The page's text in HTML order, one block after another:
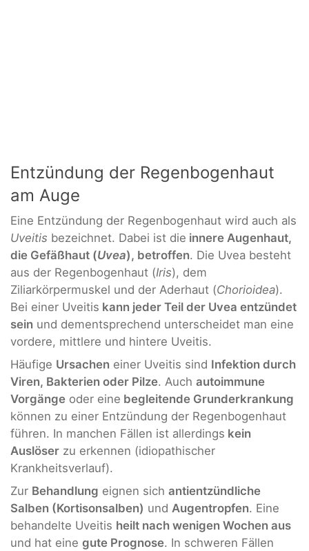
Entzündung der Regenbogenhaut
am Auge
Eine Entzündung der Regenbogenhaut wird auch als
Uveitis bezeichnet. Dabei ist die innere Augenhaut,
die Gefäßhaut (Uvea), betroffen. Die Uvea besteht
aus der Regenbogenhaut (Iris), dem
Ziliarkörpermuskel und der Aderhaut (Chorioidea).
Bei einer Uveitis kann jeder Teil der Uvea entzündet
sein und dementsprechend unterscheidet man eine
vordere, mittlere und hintere Uveitis.
Häufige Ursachen einer Uveitis sind Infektion durch
Viren, Bakterien oder Pilze. Auch autoimmune
Vorgänge oder eine begleitende Grunderkrankung
können zu einer Entzündung der Regenbogenhaut
führen. In manchen Fällen ist allerdings kein
Auslöser zu erkennen (idiopathischer
Krankheitsverlauf).
Zur Behandlung eignen sich antientzündliche
Salben (Kortisonsalben) und Augentropfen. Eine
behandelte Uveitis heilt nach wenigen Wochen aus
und hat eine gute Prognose. In schweren Fällen